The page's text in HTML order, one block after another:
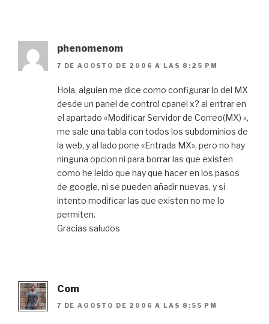
phenomenom
7 DE AGOSTO DE 2006 A LAS 8:25 PM
Hola, alguien me dice como configurar lo del MX
desde un panel de control cpanel x? al entrar en
el apartado «Modificar Servidor de Correo(MX) «,
me sale una tabla con todos los subdominios de
la web, y al lado pone «Entrada MX», pero no hay
ninguna opcion ni para borrar las que existen
como he leido que hay que hacer en los pasos
de google, ni se pueden añadir nuevas, y si
intento modificar las que existen no me lo
permiten.
Gracias saludos
Com
7 DE AGOSTO DE 2006 A LAS 8:55 PM